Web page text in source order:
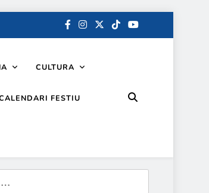
CULTURA
FESTIU